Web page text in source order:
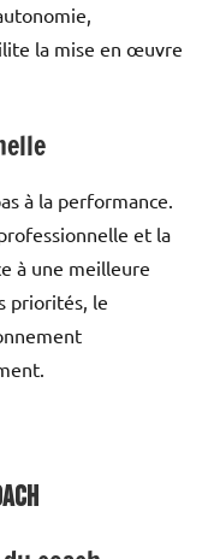
la mise en œuvre
à la performance.
et la
à une meilleure
priorités, le